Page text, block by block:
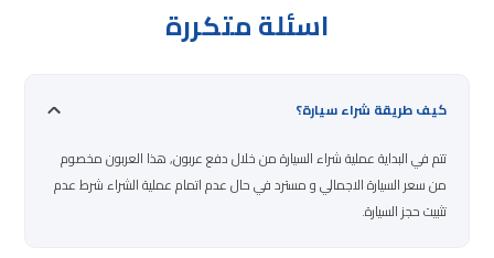
اسئلة متكررة
كيف طريقة شراء سيارة؟
تتم في البداية عملية شراء السيارة من خلال دفع عربون, هذا العربون مخصوم
من سعر السيارة الاجمالي و مسترد في حال عدم اتمام عملية الشراء شرط عدم
تثبيت حجز السيارة.